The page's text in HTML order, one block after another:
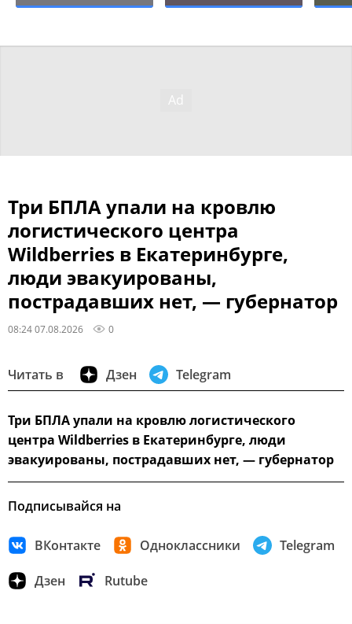
Три БПЛА упали на кровлю
логистического центра
Wildberries в Екатеринбурге,
люди эвакуированы,
пострадавших нет, — губернатор
08:24 07.08.2026 0
Читать в Дзен Telegram
Три БПЛА упали на кровлю логистического
центра Wildberries в Екатеринбурге, люди
эвакуированы, пострадавших нет, — губернатор
Подписывайся на
ВКонтакте Одноклассники Telegram
Дзен Rutube